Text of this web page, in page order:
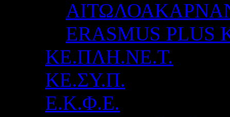
ERASMUS
ΚΕ.ΠΛΗ.ΝΕ.Τ.
ΚΕ.ΣΥ.Π.
Ε.Κ.Φ.Ε.